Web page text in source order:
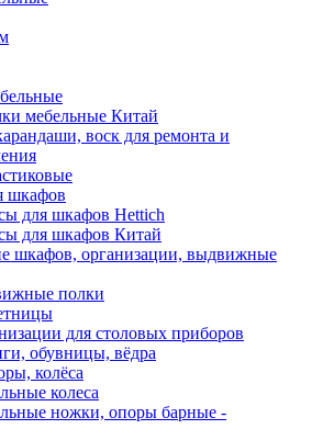
мебельные Китай
воск для ремонта и
шкафов
для шкафов Hettich
для шкафов Китай
шкафов, организации, выдвижные
полки
для столовых приборов
обувницы, вёдра
колёса
колеса
ножки, опоры барные -